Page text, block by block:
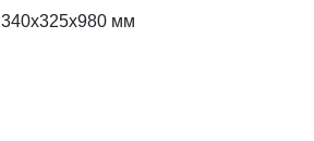
340х325х980 мм